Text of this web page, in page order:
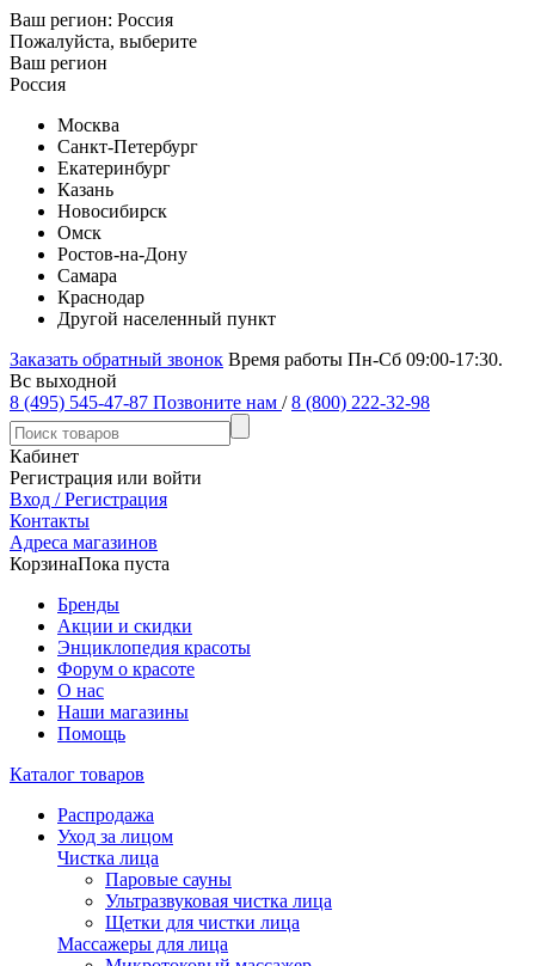
Ваш регион: Россия
Пожалуйста, выберите
Ваш регион
Россия
Москва
Санкт-Петербург
Екатеринбург
Казань
Новосибирск
Омск
Ростов-на-Дону
Самара
Краснодар
Другой населенный пункт
Заказать обратный звонок Время работы Пн-Сб 09:00-17:30.
Вс выходной
8 (495) 545-47-87 Позвоните нам / 8 (800) 222-32-98
Кабинет
Регистрация или войти
Вход / Регистрация
Контакты
Адреса магазинов
КорзинаПока пуста
Бренды
Акции и скидки
Энциклопедия красоты
Форум о красоте
О нас
Наши магазины
Помощь
Каталог товаров
Распродажа
Уход за лицом
Чистка лица
Паровые сауны
Ультразвуковая чистка лица
Щетки для чистки лица
Массажеры для лица